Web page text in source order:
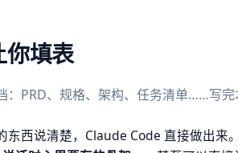
你填表
：PRD、规格、架构、任务清单……写完
东西说清楚，Claude Code 直接做出来